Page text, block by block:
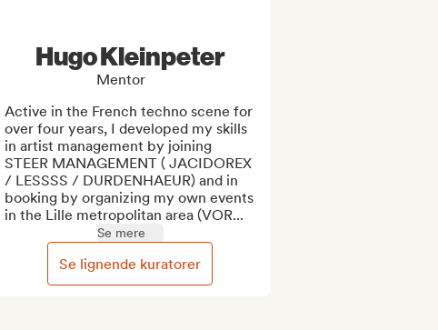
Hugo Kleinpeter
Mentor
Active in the French techno scene for
over four years, I developed my skills
in artist management by joining
STEER MANAGEMENT ( JACIDOREX
/ LESSSS / DURDENHAEUR) and in
booking by organizing my own events
in the Lille metropolitan area (VOR...
Se mere
Se lignende kuratorer